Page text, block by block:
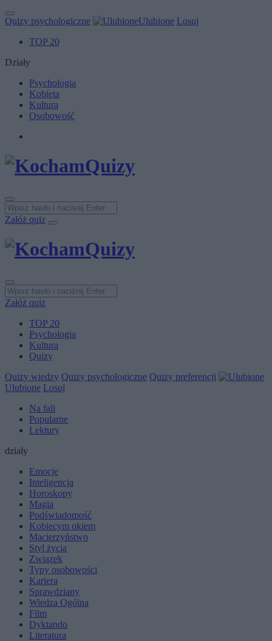
Quizy psychologiczne Ulubione Losuj
TOP 20
Działy
Psychologia
Kobieta
Kultura
Osobowość
Załóż quiz
Załóż quiz
TOP 20
Psychologia
Kultura
Quizy
Quizy wiedzy Quizy psychologiczne Quizy preferencji
Ulubione Losuj
Na fali
Popularne
Lektury
działy
Emocje
Inteligencja
Horoskopy
Magia
Podświadomość
Kobiecym okiem
Macierzyństwo
Styl życia
Związek
Typy osobowości
Kariera
Sprawdziany
Wiedza Ogólna
Film
Dyktando
Literatura